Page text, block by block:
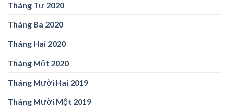
Tháng Tư 2020
Tháng Ba 2020
Tháng Hai 2020
Tháng Một 2020
Tháng Mười Hai 2019
Tháng Mười Một 2019